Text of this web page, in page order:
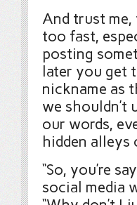
And trust
too fast,
posting
later you get
nickname as
we shouldn’t
our words,
hidden alleys
“So, you’re
social media